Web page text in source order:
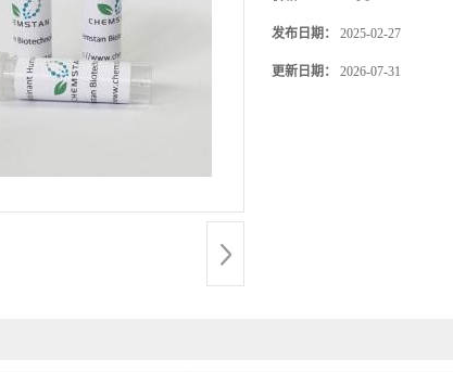
发布日期： 2025-02-27
更新日期： 2026-07-31